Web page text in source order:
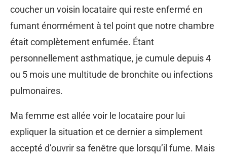
coucher un voisin locataire qui reste enfermé en
fumant énormément à tel point que notre chambre
était complètement enfumée. Étant
personnellement asthmatique, je cumule depuis 4
ou 5 mois une multitude de bronchite ou infections
pulmonaires.
Ma femme est allée voir le locataire pour lui
expliquer la situation et ce dernier a simplement
accepté d’ouvrir sa fenêtre que lorsqu’il fume. Mais